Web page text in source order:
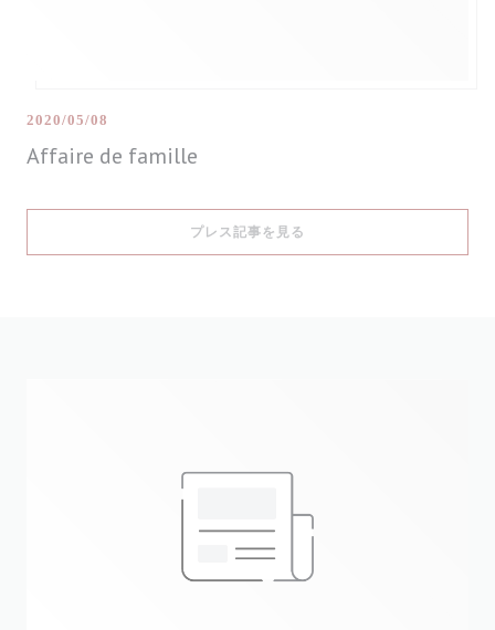
Affaire de famille
2020/05/08
プレス記事を見る